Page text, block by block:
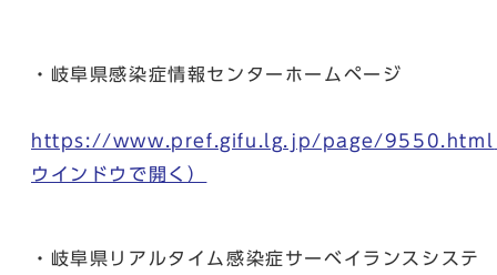
・岐阜県感染症情報センターホームページ
https://www.pref.gifu.lg.jp/page/9550.html
ウインドウで開く）
・岐阜県リアルタイム感染症サーベイランスシステ